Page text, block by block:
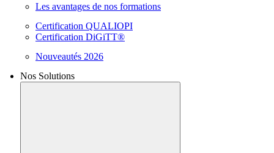
Les avantages de nos formations
Certification QUALIOPI
Certification DiGiTT®
Nouveautés 2026
Nos Solutions